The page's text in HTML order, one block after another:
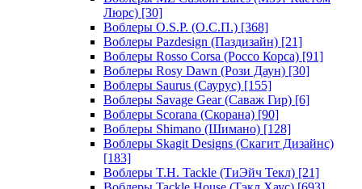
Люрс) [30]
Воблеры O.S.P. (О.С.П.) [368]
Воблеры Pazdesign (Паздизайн) [21]
Воблеры Rosso Corsa (Россо Корса) [91]
Воблеры Rosy Dawn (Рози Даун) [30]
Воблеры Saurus (Саурус) [155]
Воблеры Savage Gear (Саваж Гир) [6]
Воблеры Scorana (Скорана) [90]
Воблеры Shimano (Шимано) [128]
Воблеры Skagit Designs (Скагит Дизайнс)
[183]
Воблеры T.H. Tackle (ТиЭйч Текл) [21]